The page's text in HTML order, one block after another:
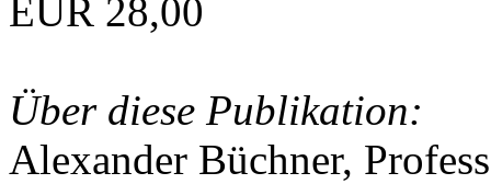
EUR 28,00
Über diese Publikation:
Alexander Büchner,